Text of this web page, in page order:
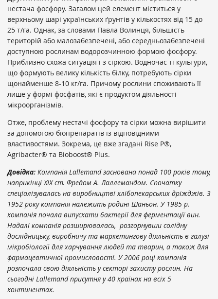
нестача фосфору. Загалом цей елемент міститься у
верхньому шарі українських ґрунтів у кількостях від 15 до
25 т/га. Однак, за словами Павла Волинця, більшість
територій або малозабезпечені, або середньозабезпечені
доступною рослинам водорозчинною формою фосфору.
Приблизно схожа ситуація і з сіркою. Водночас ті культури,
що формують велику кількість білку, потребують сірки
щонайменше 8-10 кг/га. Причому рослини споживають її
лише у формі фосфатів, які є продуктом діяльності
мікроорганізмів.
Отже, проблему нестачі фосфору та сірки можна вирішити
за допомогою біопрепаратів із відповідними
властивостями. Зокрема, це вже згадані Rise P®,
Agribacter® та Bioboost® Plus.
Довідка: Компанія Lallemand заснована понад 100 років тому,
наприкінці ХІХ ст. Фредом А. Лаллемандом. Спочатку
спеціалізувалась на виробництві хлібопекарських дріжджів. З
1952 року компанія належить родині Шаньон. У 1985 р.
компанія почала випускати бактерії для ферментації вин.
Надалі компанія розширювалась, розгорнувши солідну
дослідницьку, виробничу та маркетингову діяльність в галузі
мікробіології для харчування людей та тварин, а також для
фармацевтичної промисловості. У 2006 році компанія
розпочала свою діяльність у секторі захисту рослин. На
сьогодні Lallemand присутня у 40 країнах на всіх 5
континентах.